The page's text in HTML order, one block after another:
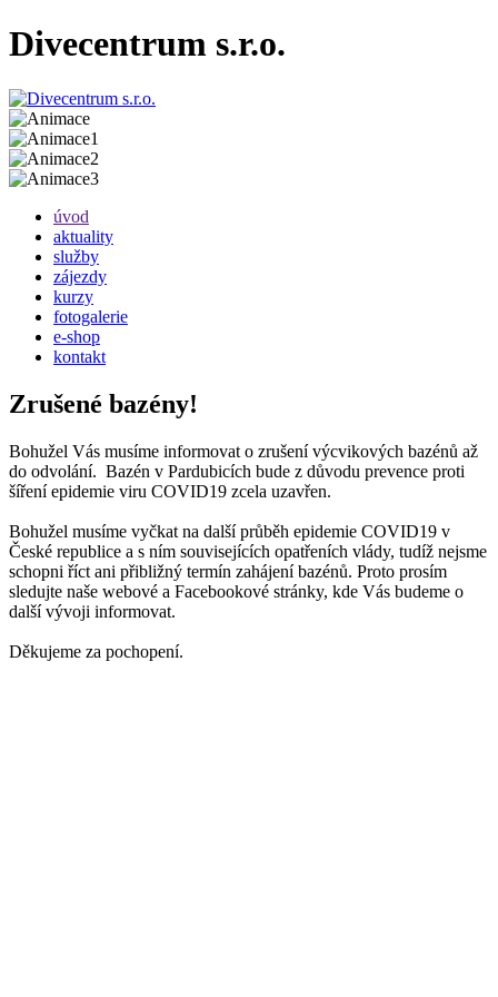
Divecentrum s.r.o.
úvod
aktuality
služby
zájezdy
kurzy
fotogalerie
e-shop
kontakt
Zrušené bazény!
Bohužel Vás musíme informovat o zrušení výcvikových bazénů až
do odvolání. Bazén v Pardubicích bude z důvodu prevence proti
šíření epidemie viru COVID19 zcela uzavřen.
Bohužel musíme vyčkat na další průběh epidemie COVID19 v
České republice a s ním souvisejících opatřeních vlády, tudíž nejsme
schopni říct ani přibližný termín zahájení bazénů. Proto prosím
sledujte naše webové a Facebookové stránky, kde Vás budeme o
další vývoji informovat.
Děkujeme za pochopení.